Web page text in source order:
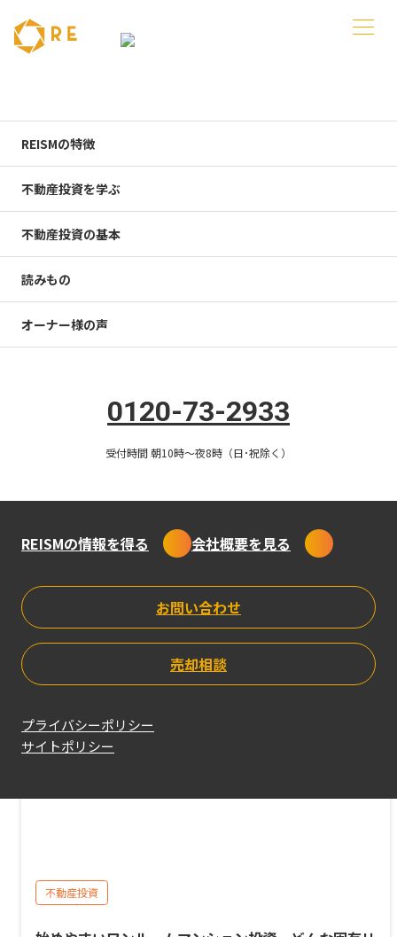
REISMの特徴
不動産投資を学ぶ
不動産投資の基本
読みもの
オーナー様の声
0120-73-2933
受付時間 朝10時〜夜8時（日･祝除く）
REISMの情報を得る 会社概要を見る
お問い合わせ
売却相談
プライバシーポリシー
サイトポリシー
コラム
不動産投資やお金の知識をわかりやすく学ぶ
返済のコラム一覧
不動産投資